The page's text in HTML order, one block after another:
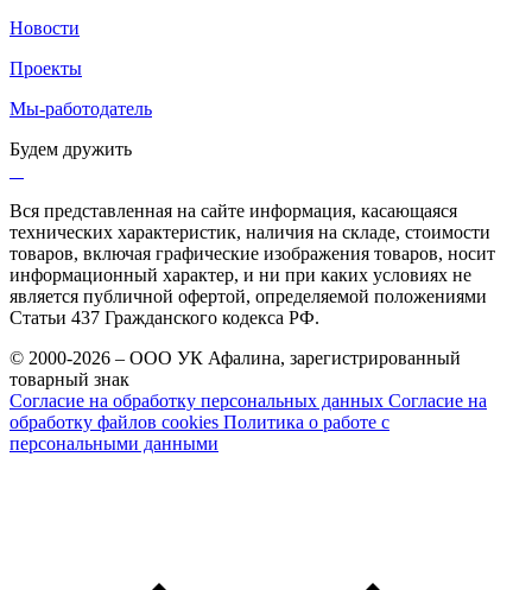
Новости
Проекты
Мы-работодатель
Будем дружить
Вся представленная на сайте информация, касающаяся
технических характеристик, наличия на складе, стоимости
товаров, включая графические изображения товаров, носит
информационный характер, и ни при каких условиях не
является публичной офертой, определяемой положениями
Статьи 437 Гражданского кодекса РФ.
© 2000-2026 – ООО УК Афалина, зарегистрированный
товарный знак
Согласие на обработку персональных данных Согласие на
обработку файлов cookies Политика о работе с
персональными данными